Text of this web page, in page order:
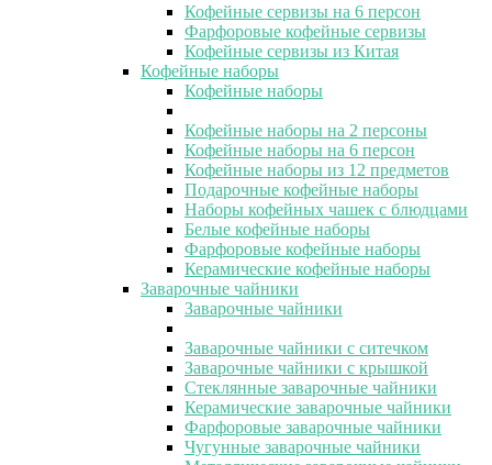
Кофейные сервизы на 6 персон
Фарфоровые кофейные сервизы
Кофейные сервизы из Китая
Кофейные наборы
Кофейные наборы
Кофейные наборы на 2 персоны
Кофейные наборы на 6 персон
Кофейные наборы из 12 предметов
Подарочные кофейные наборы
Наборы кофейных чашек с блюдцами
Белые кофейные наборы
Фарфоровые кофейные наборы
Керамические кофейные наборы
Заварочные чайники
Заварочные чайники
Заварочные чайники с ситечком
Заварочные чайники с крышкой
Стеклянные заварочные чайники
Керамические заварочные чайники
Фарфоровые заварочные чайники
Чугунные заварочные чайники